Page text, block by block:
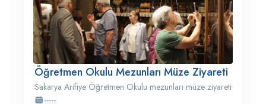
Öğretmen Okulu Mezunları Müze Ziyareti
Sakarya Arifiye Öğretmen Okulu mezunları müze ziyareti
-----